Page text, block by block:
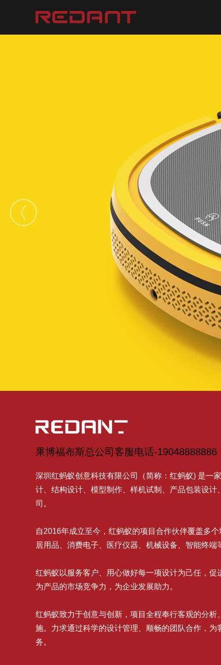
果博福布斯总公司客服电话-19048888886
深圳红蚂蚁创意科技有限公司（简称：红蚂蚁) 是一
计、结构设计、模型制作、样机试制、产品包装设计
司。
自2016年成立至今，红蚂蚁的项目合作伙伴覆盖多
居用品、消费电子、医疗仪器、机械设备、智能终端
红蚂蚁以服务客户、用心做好每一项设计为己任，促
为产品的市场竞争力，为企业发展助力。
红蚂蚁致力于创意与创新，项目全程奉行客观的分析
施。力求通过科学的设计管理、顺畅的团队合作，为
务。